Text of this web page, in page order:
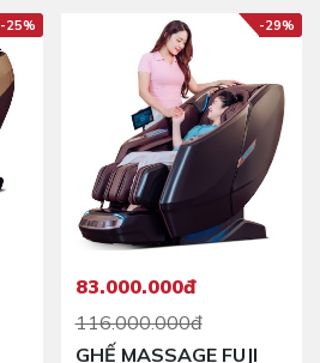
-25% -29%
83.000.000đ
116.000.000đ
GHẾ MASSAGE FUJI